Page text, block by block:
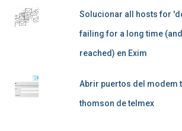
Solucionar all hosts for
failing for a long time
reached) en Exim
Abrir puertos del modem
thomson de telmex